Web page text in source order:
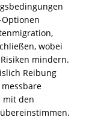
wobei
mindern.
Reibung
mit den